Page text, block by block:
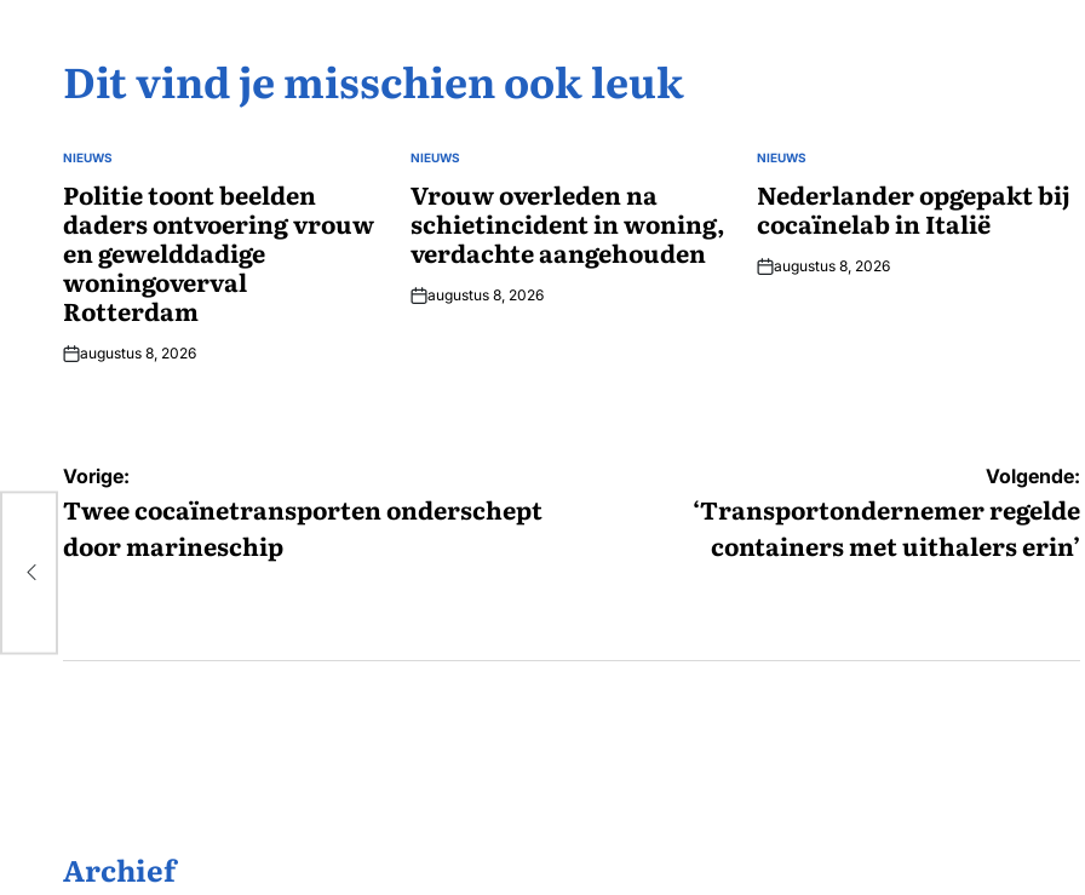
Dit vind je misschien ook leuk
GEPLAATST
NIEUWS
Politie toont beelden
daders ontvoering vrouw
en gewelddadige
woningoverval
Rotterdam
augustus 8, 2026
GEPLAATST
NIEUWS
Vrouw overleden na
schietincident in woning,
verdachte aangehouden
augustus 8, 2026
GEPLAATST
NIEUWS
Nederlander opgepakt bij
cocaïnelab in Italië
augustus 8, 2026
Bericht
navigatie
Vorige:
Twee cocaïnetransporten onderschept
door marineschip
Volgende:
‘Transportondernemer regelde
containers met uithalers erin’
Archief